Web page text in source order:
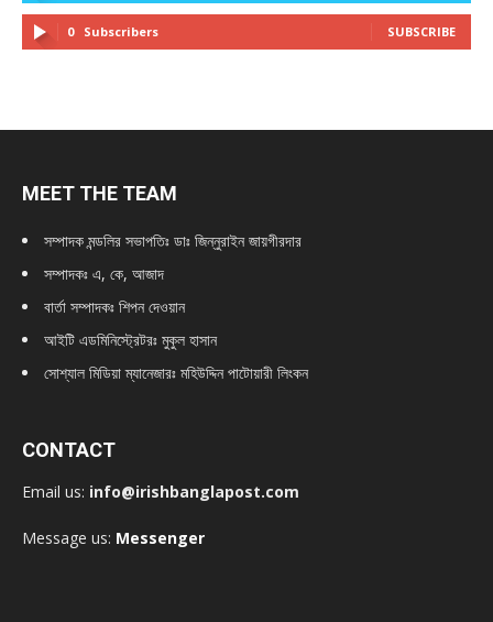
0 Subscribers SUBSCRIBE
MEET THE TEAM
সম্পাদক মন্ডলির সভাপতিঃ ডাঃ জিন্নুরাইন জায়গীরদার
সম্পাদকঃ এ, কে, আজাদ
বার্তা সম্পাদকঃ শিপন দেওয়ান
আইটি এডমিনিস্ট্রেটরঃ মুকুল হাসান
সোশ্যাল মিডিয়া ম্যানেজারঃ মহিউদ্দিন পাটোয়ারী লিংকন
CONTACT
Email us: info@irishbanglapost.com
Message us: Messenger